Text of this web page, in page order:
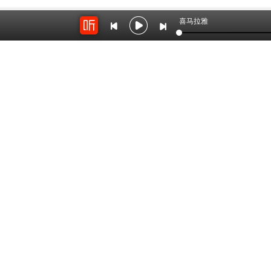
喜马拉雅